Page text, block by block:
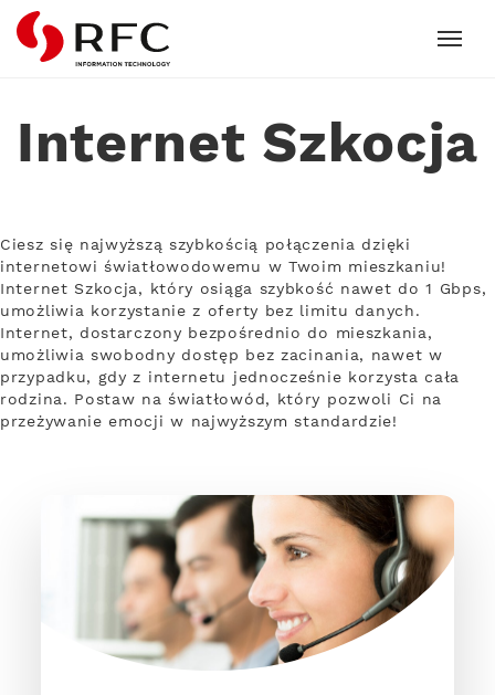
RFC
Internet Szkocja
Ciesz się najwyższą szybkością połączenia dzięki
internetowi światłowodowemu w Twoim mieszkaniu!
Internet Szkocja, który osiąga szybkość nawet do 1 Gbps,
umożliwia korzystanie z oferty bez limitu danych.
Internet, dostarczony bezpośrednio do mieszkania,
umożliwia swobodny dostęp bez zacinania, nawet w
przypadku, gdy z internetu jednocześnie korzysta cała
rodzina. Postaw na światłowód, który pozwoli Ci na
przeżywanie emocji w najwyższym standardzie!